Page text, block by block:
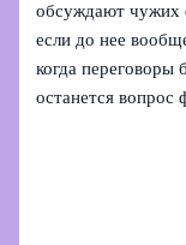
обсуждают чужих
если до нее
когда переговоры
останется вопрос